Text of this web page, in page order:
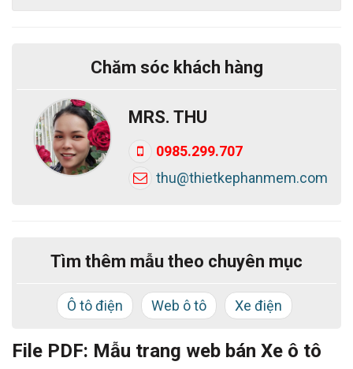
- Giao diện đa nên tảng trên di động thông minh, máy
- Module quản lý và đăng các sản phẩm.
Hightlight của sản phẩm.
- Chèn Video và tài liệu vào web công ty trong từng
sản phẩm chỉ bằng 1 thao tác đơn giản.
- Tính năng Zoom, lật ảnh.
- Hỗ trợ đổi màu chủ đạo miễn phí
- Hỗ trợ tối đa cho việc chăm sóc khách hàng.
- Thiết kế web chuẩn SEO, đầy đủ các công cụ hỗ trợ
+ URL Thân thiện
Chăm sóc khách hàng
MRS. THU
0985.299.707
thu@thietkephanmem.com
Tìm thêm mẫu theo chuyên mục
Ô tô điện Web ô tô Xe điện
File PDF: Mẫu trang web bán Xe ô tô